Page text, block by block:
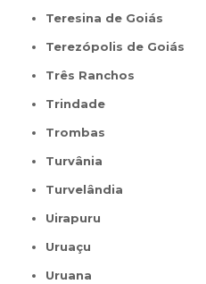
Teresina de Goiás
Terezópolis de Goiás
Três Ranchos
Trindade
Trombas
Turvânia
Turvelândia
Uirapuru
Uruaçu
Uruana